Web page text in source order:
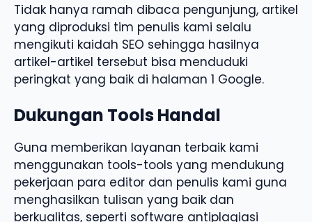
Tidak hanya ramah dibaca pengunjung, artikel
yang diproduksi tim penulis kami selalu
mengikuti kaidah SEO sehingga hasilnya
artikel-artikel tersebut bisa menduduki
peringkat yang baik di halaman 1 Google.
Dukungan Tools Handal
Guna memberikan layanan terbaik kami
menggunakan tools-tools yang mendukung
pekerjaan para editor dan penulis kami guna
menghasilkan tulisan yang baik dan
berkualitas, seperti software antiplagiasi